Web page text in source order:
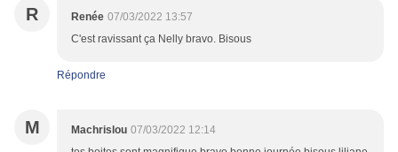
R Renée 07/03/2022 13:57
C'est ravissant ça Nelly bravo. Bisous
Répondre
M Machrislou 07/03/2022 12:14